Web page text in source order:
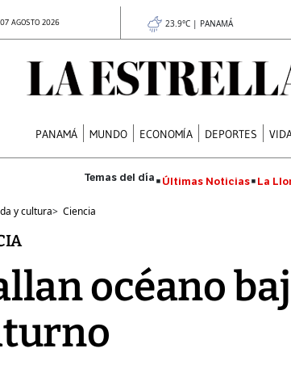
AGOSTO 2026 23.9°C | PANAMÁ
PANAMÁ MUNDO ECONOMÍA DEPORTES
Últimas Noticias La
y cultura> Ciencia
océano